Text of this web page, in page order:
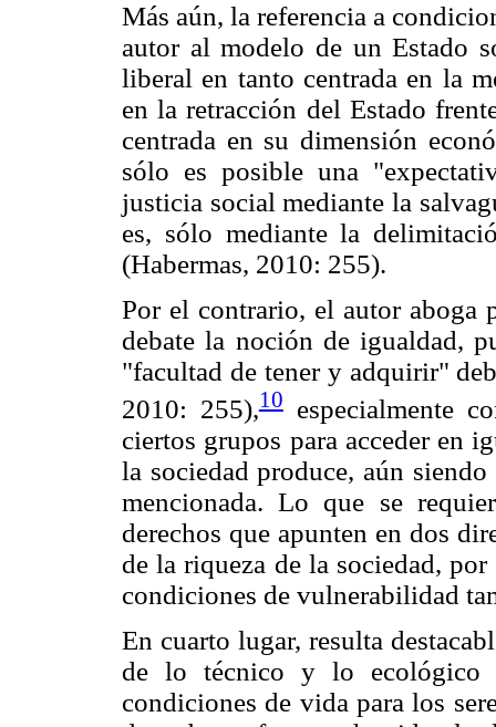
Más aún, la referencia a
autor al modelo de un Estado
liberal en tanto centrada en la
en la retracción del Estado
centrada en su dimensión
sólo es posible una
justicia social mediante la
es, sólo mediante la
(Habermas, 2010: 255).
Por el contrario, el autor aboga
debate la noción de igualdad,
"facultad de tener y adquirir"
2010: 255),10especialmente
ciertos grupos para acceder en
la sociedad produce, aún
mencionada. Lo que se
derechos que apunten en dos
de la riqueza de la sociedad,
condiciones de vulnerabilidad
En cuarto lugar, resulta
de lo técnico y lo ecológico
condiciones de vida para los